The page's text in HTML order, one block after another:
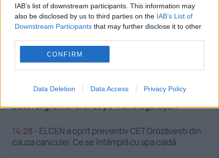
IAB’s list of downstream participants. This information may
also be disclosed by us to third parties on the IAB’s List of
Downstream Participants that may further disclose it to other
CONFIRM
Data Deletion Data Access Privacy Policy
14:56-Seceta și debitul redus al Dunării, test
pentru economia României. Ce ar putea urma
14:48-Bucăți de metal periculoase, descoperite pe
Autostrada Soarelui. Unele ar fi fost aruncate
intenționat
14:36-„Anna, ține-ți prostul acasă!” Cine este
autorul graffiti-ului de pe Transfăgărășan
14:28 - ELCEN a oprit preventiv CET Grozăveşti din
cauza caniculei. Ce se întâmplă cu apa caldă